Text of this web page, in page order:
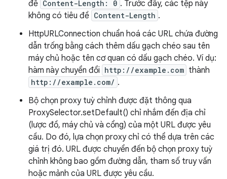
đề Content-Length: 0 . Trước đây, các tệp này
không có tiêu đề Content-Length .
HttpURLConnection chuẩn hoá các URL chứa đường
dẫn trống bằng cách thêm dấu gạch chéo sau tên
máy chủ hoặc tên cơ quan có dấu gạch chéo. Ví dụ:
hàm này chuyển đổi http://example.com thành
http://example.com/ .
Bộ chọn proxy tuỳ chỉnh được đặt thông qua
ProxySelector.setDefault() chỉ nhắm đến địa chỉ
(lược đồ, máy chủ và cổng) của một URL được yêu
cầu. Do đó, lựa chọn proxy chỉ có thể dựa trên các
giá trị đó. URL được chuyển đến bộ chọn proxy tuỳ
chỉnh không bao gồm đường dẫn, tham số truy vấn
hoặc mảnh của URL được yêu cầu.